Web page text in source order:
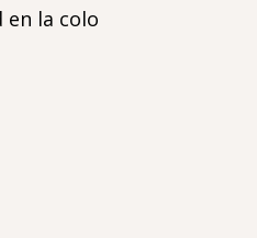
en la colo